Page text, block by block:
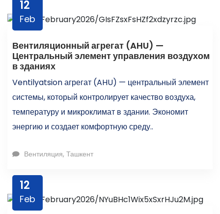
12
Feb
Вентиляционный агрегат (AHU) —
Центральный элемент управления воздухом
в зданиях
Ventilyatsion агрегат (AHU) — центральный элемент
системы, который контролирует качество воздуха,
температуру и микроклимат в здании. Экономит
энергию и создает комфортную среду..
Вентиляция, Ташкент
12
Feb